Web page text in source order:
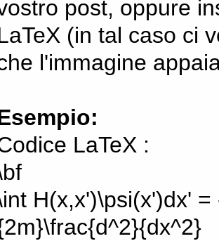
post, oppure
(in tal caso ci
l'immagine
LaTeX :
H(x,x')\psi(x')dx'